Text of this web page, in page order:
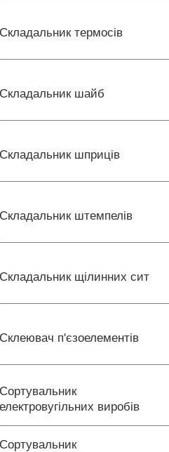
Складальник термосів
Складальник шайб
Складальник шприців
Складальник штемпелів
Складальник щілинних сит
Склеювач п'єзоелементів
Сортувальник
електровугільних виробів
Сортувальник